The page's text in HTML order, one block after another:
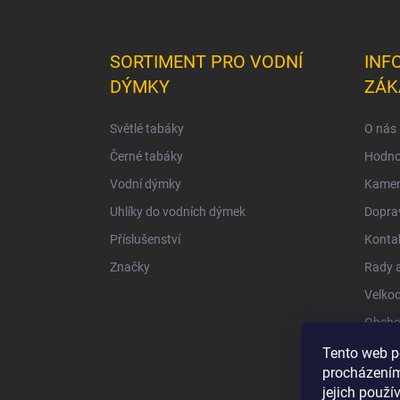
Tento web
jejich
SORTIMENT PRO VODNÍ
DÝMKY
Světlé tabáky
Černé tabáky
Vodní dýmky
Uhlíky do vodních dýmek
Příslušenství
Značky
O nás
Rady